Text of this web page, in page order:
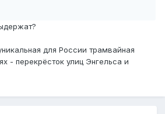
для России трамвайная
- перекрёсток улиц Энгельса и